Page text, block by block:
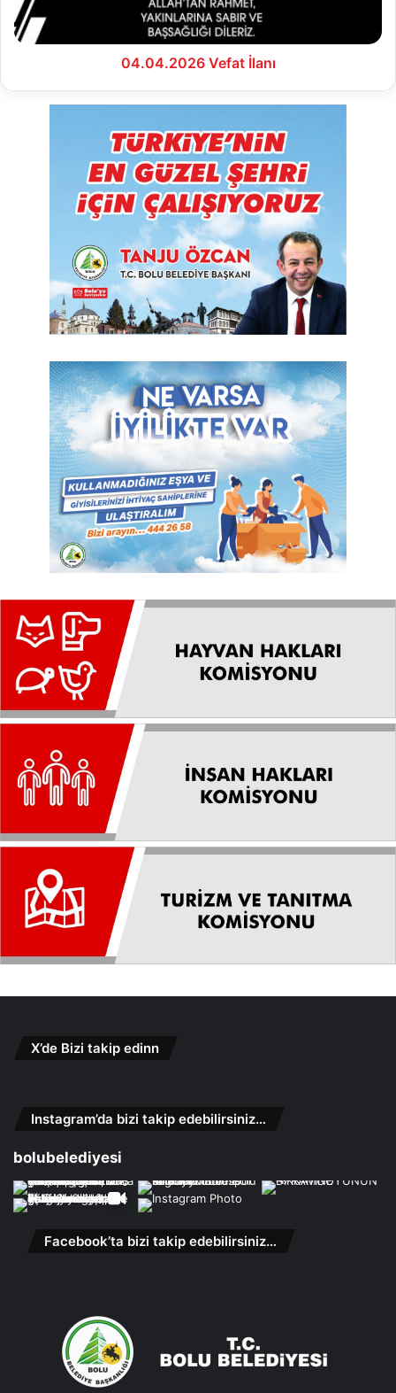
04.04.2026 Vefat İlanı
X’de Bizi takip edinn
Instagram’da bizi takip edebilirsiniz…
bolubelediyesi
Facebook’ta bizi takip edebilirsiniz…